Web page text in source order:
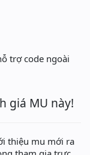
trợ code ngoài
giá MU này!
thiệu mu mới ra